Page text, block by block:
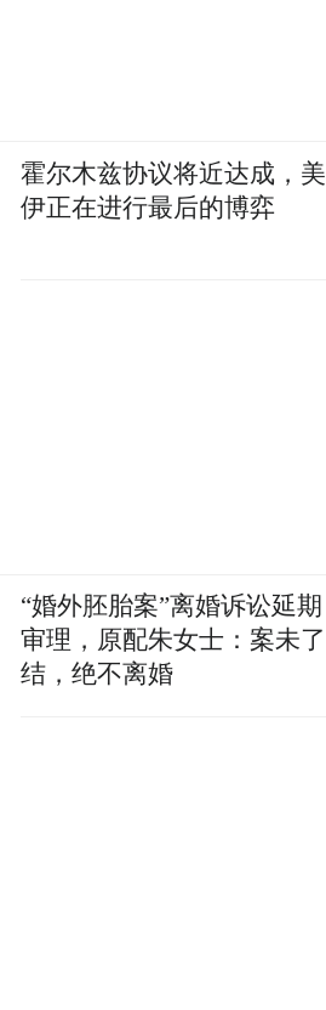
霍尔木兹协议将近达成，美
伊正在进行最后的博弈
“婚外胚胎案”离婚诉讼延期
审理，原配朱女士：案未了
结，绝不离婚